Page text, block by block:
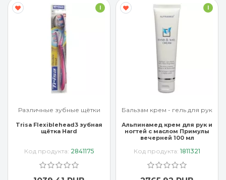
щётки
зубная
Бальзам крем - гель для рук
Альпинамед крем для рук и
ногтей с маслом Примулы
Код продукта:
Бальзам крем - гель
Арроу крем для
миндальным
Код продукта: